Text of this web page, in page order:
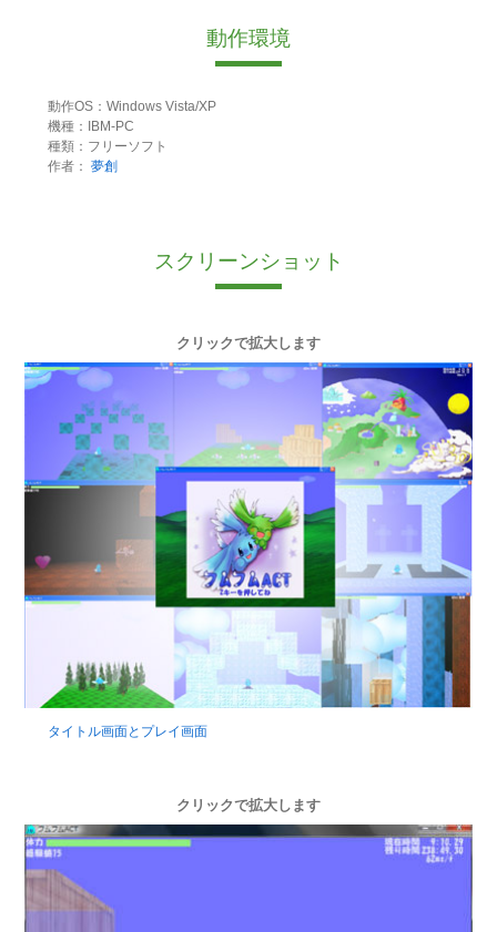
動作環境
動作OS：Windows Vista/XP
機種：IBM-PC
種類：フリーソフト
作者： 夢創
スクリーンショット
クリックで拡大します
タイトル画面とプレイ画面
クリックで拡大します